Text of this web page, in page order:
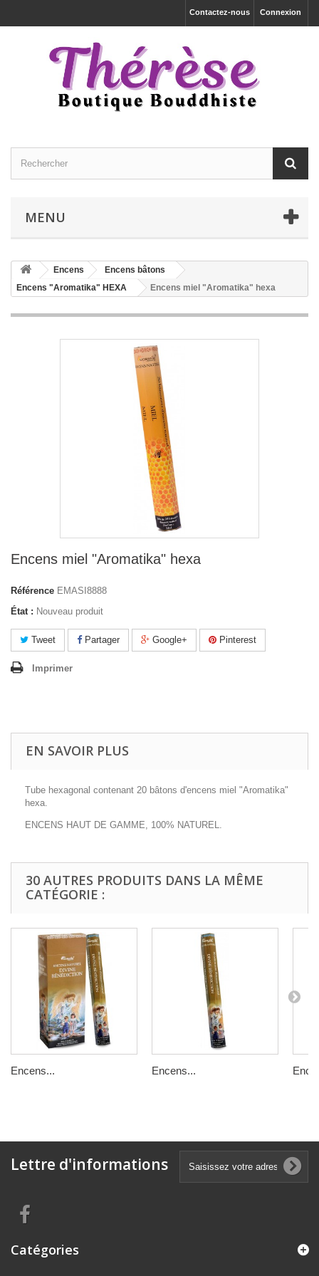
Connexion
Contactez-nous
MENU
Encens
Encens bâtons
Encens "Aromatika" HEXA
Encens miel "Aromatika" hexa
Encens miel "Aromatika" hexa
Référence EMASI8888
État : Nouveau produit
Tweet Partager Google+ Pinterest
Imprimer
EN SAVOIR PLUS
Tube hexagonal contenant 20 bâtons d'encens miel "Aromatika"
hexa.
ENCENS HAUT DE GAMME, 100% NATUREL.
30 AUTRES PRODUITS DANS LA MÊME
CATÉGORIE :
Encens... Encens...
Lettre d'informations
Catégories